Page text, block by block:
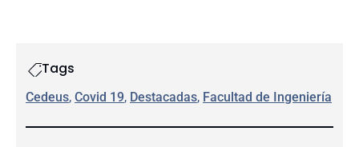
Tags
Cedeus, Covid 19, Destacadas, Facultad de Ingeniería